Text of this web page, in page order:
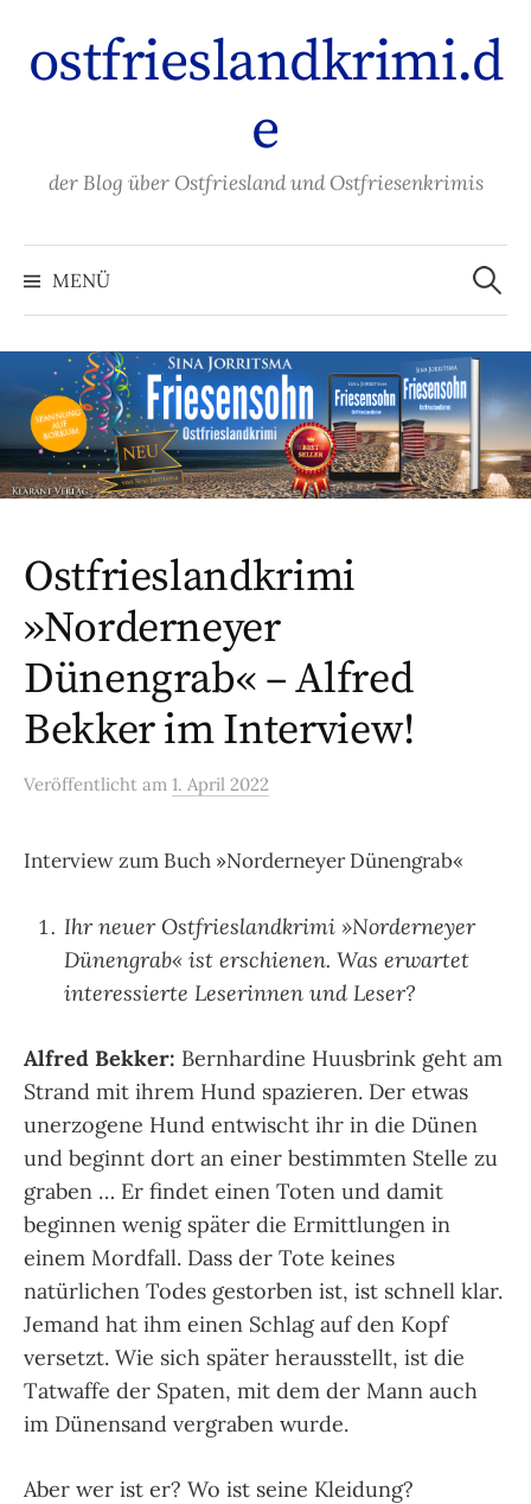
Inhalt
überspringen
ostfrieslandkrimi.d
e
der Blog über Ostfriesland und Ostfriesenkrimis
MENÜ
Suchen
nach:
Ostfrieslandkrimi
»Norderneyer
Dünengrab« – Alfred
Bekker im Interview!
Veröffentlicht am 1. April 2022
Interview zum Buch »Norderneyer Dünengrab«
Ihr neuer Ostfrieslandkrimi »Norderneyer
Dünengrab« ist erschienen. Was erwartet
interessierte Leserinnen und Leser?
Alfred Bekker: Bernhardine Huusbrink geht am
Strand mit ihrem Hund spazieren. Der etwas
unerzogene Hund entwischt ihr in die Dünen
und beginnt dort an einer bestimmten Stelle zu
graben … Er findet einen Toten und damit
beginnen wenig später die Ermittlungen in
einem Mordfall. Dass der Tote keines
natürlichen Todes gestorben ist, ist schnell klar.
Jemand hat ihm einen Schlag auf den Kopf
versetzt. Wie sich später herausstellt, ist die
Tatwaffe der Spaten, mit dem der Mann auch
im Dünensand vergraben wurde.
Aber wer ist er? Wo ist seine Kleidung?